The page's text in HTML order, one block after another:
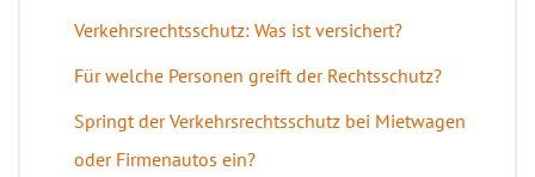
Verkehrsrechtsschutz: Was ist versichert?
Für welche Personen greift der Rechtsschutz?
Springt der Verkehrsrechtsschutz bei Mietwagen
oder Firmenautos ein?